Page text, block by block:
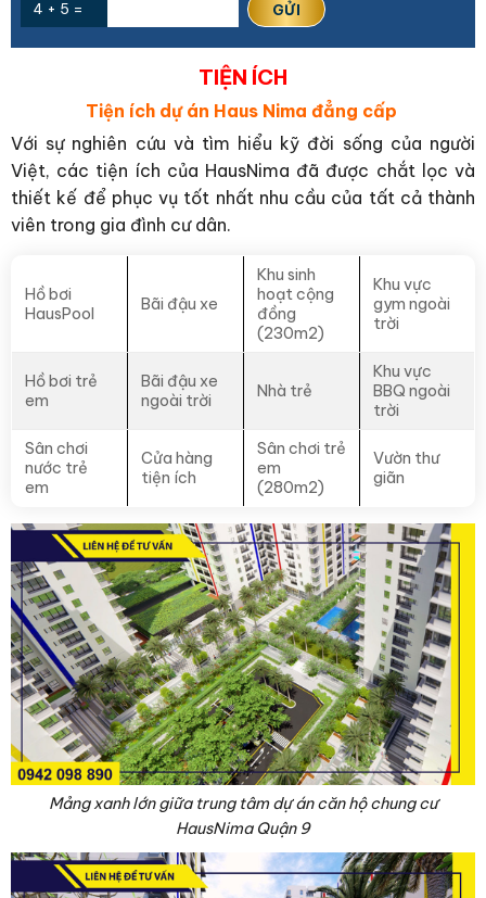
4 + 5 =
TIỆN ÍCH
Tiện ích dự án Haus Nima đẳng cấp
Với sự nghiên cứu và tìm hiểu kỹ đời sống của người
Việt, các tiện ích của HausNima đã được chắt lọc và
thiết kế để phục vụ tốt nhất nhu cầu của tất cả thành
viên trong gia đình cư dân.
Hồ bơi
HausPool
Bãi đậu xe
Khu sinh
hoạt cộng
đồng
(230m2)
Khu vực
gym ngoài
trời
Hồ bơi trẻ
em
Bãi đậu xe
ngoài trời
Nhà trẻ
Khu vực
BBQ ngoài
trời
Sân chơi
nước trẻ
em
Cửa hàng
tiện ích
Sân chơi trẻ
em
(280m2)
Vườn thư
giãn
Mảng xanh lớn giữa trung tâm dự án căn hộ chung cư
HausNima Quận 9